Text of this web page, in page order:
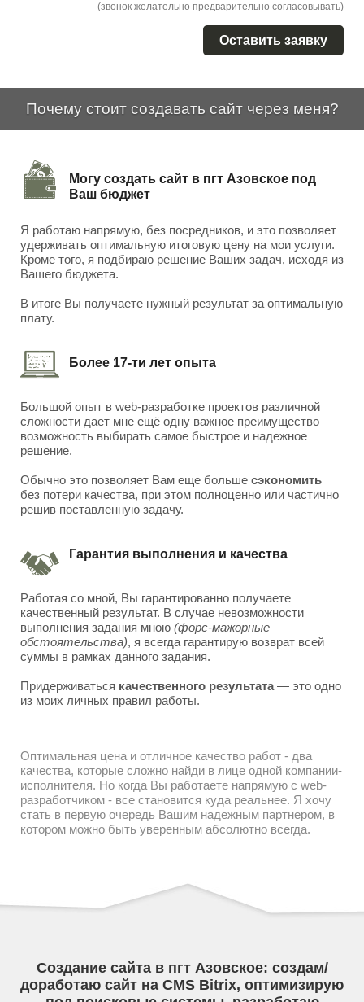
(звонок желательно предварительно согласовывать)
Оставить заявку
Почему стоит создавать сайт через меня?
Могу создать сайт в пгт Азовское под
Ваш бюджет
Я работаю напрямую, без посредников, и это позволяет
удерживать оптимальную итоговую цену на мои услуги.
Кроме того, я подбираю решение Ваших задач, исходя из
Вашего бюджета.
В итоге Вы получаете нужный результат за оптимальную
плату.
Более 17-ти лет опыта
Большой опыт в web-разработке проектов различной
сложности дает мне ещё одну важное преимущество —
возможность выбирать самое быстрое и надежное
решение.
Обычно это позволяет Вам еще больше сэкономить
без потери качества, при этом полноценно или частично
решив поставленную задачу.
Гарантия выполнения и качества
Работая со мной, Вы гарантированно получаете
качественный результат. В случае невозможности
выполнения задания мною (форс-мажорные
обстоятельства), я всегда гарантирую возврат всей
суммы в рамках данного задания.
Придерживаться качественного результата— это одно
из моих личных правил работы.
Оптимальная цена и отличное качество работ - два
качества, которые сложно найди в лице одной компании-
исполнителя. Но когда Вы работаете напрямую с web-
разработчиком - все становится куда реальнее. Я хочу
стать в первую очередь Вашим надежным партнером, в
котором можно быть уверенным абсолютно всегда.
Создание сайта в пгт Азовское: создам/
доработаю сайт на CMS Bitrix, оптимизирую